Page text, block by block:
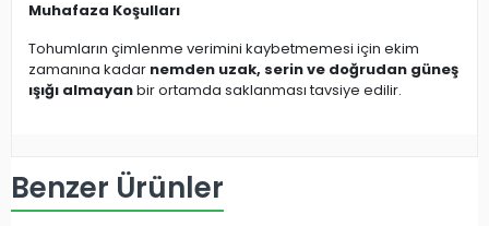
Muhafaza Koşulları
Tohumların çimlenme verimini kaybetmemesi için ekim
zamanına kadar nemden uzak, serin ve doğrudan güneş
ışığı almayanbir ortamda saklanması tavsiye edilir.
Benzer Ürünler